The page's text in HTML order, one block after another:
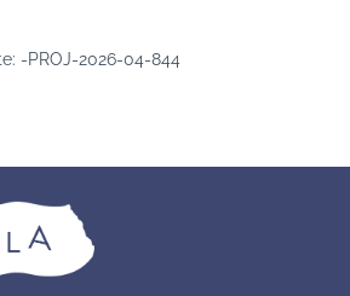
-PROJ-2026-04-844